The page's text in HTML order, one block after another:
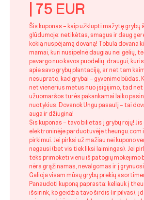
| 75 EUR
Šis kuponas – kaip užklupti mažytę grybų
glūdumoje: netikėtas, smagus ir daug
kokią nuspėjamą dovaną! Tobula dovana
mamai, kuri nusipelnė daugiau nei gėlių,
pavargo nuo kavos puodelių, draugui,
apie savo grybų plantaciją, ar net tam
nesuprato, kad grybai – gyvenimo būdas.
net vienerius metus nuo įsigijimo, tad
užuomaršos turės pakankamai laiko
nuotykius. Dovanok Ungu pasaulį – tai
auga ir džiugina!
Šis kuponas – tavo bilietas į grybų rojų!
elektroninėje parduotuvėje theungu.com
pirkimui. Jei pirksi už mažiau nei kupono
negausi (bet vis tiek liksi laimingas). Jei
teks primokėti vienu iš patogių mokėjimo
nėra grąžinamas, nevalgomas ir į
Galioja visam mūsų grybų prekių
Panaudoti kuponą paprasta: keliauk į
išsirink, ko geidžia tavo širdis (ir pilvas),